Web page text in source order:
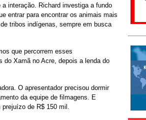
interação. Richard investiga a fundo
entrar para encontrar os animais mais
tribos indígenas, sempre em busca
que percorrem esses
do Xamã no Acre, depois a lenda do
O apresentador precisou dormir
da equipe de filmagens. E
prejuízo de R$ 150 mil.